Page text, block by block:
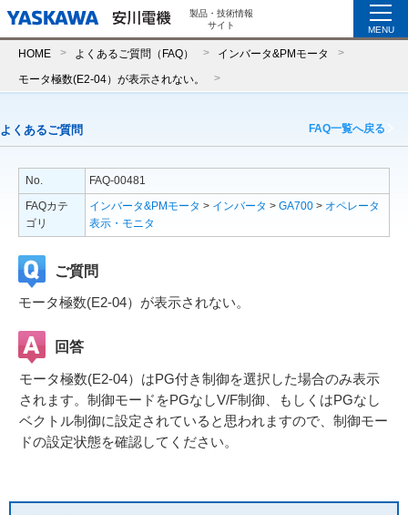
製品・技術情報
サイト
MENU
HOME よくあるご質問（FAQ） インバータ&PMモータ
モータ極数(E2-04）が表示されない。
よくあるご質問 FAQ一覧へ戻る
No.
FAQ-00481
FAQカテ
ゴリ
インバータ&PMモータ > インバータ > GA700 > オペレータ
表示・モニタ
ご質問
モータ極数(E2-04）が表示されない。
回答
モータ極数(E2-04）はPG付き制御を選択した場合のみ表示
されます。制御モードをPGなしV/F制御、もしくはPGなし
ベクトル制御に設定されていると思われますので、制御モー
ドの設定状態を確認してください。